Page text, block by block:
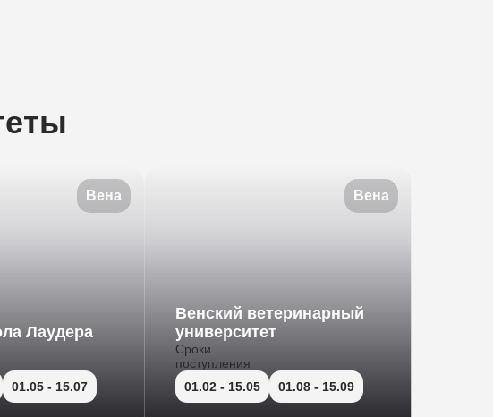
Вена
Лаудера
01.05 - 15.07
Вена
Венский ветеринарный
университет
Сроки
поступления
01.02 - 15.05 01.08 - 15.09